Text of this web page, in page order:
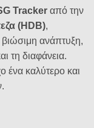
Tracker από την
(HDB),
ανάπτυξη,
τη διαφάνεια.
ένα καλύτερο και